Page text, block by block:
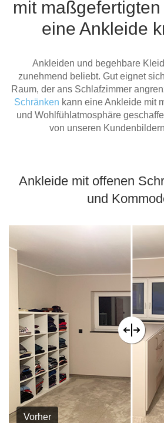
mit
eine Ankleide
Ankleiden und begehbare
zunehmend beliebt. Gut eignet
Raum, der ans Schlafzimmer
Schränken kann eine Ankleide mit
und Wohlfühlatmosphäre
von unseren
Ankleide mit offenen
und
Vorher
Tische & Bänke
Wandboards